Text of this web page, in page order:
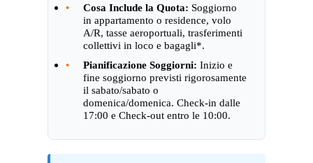
•
Cosa Include la Quota: Soggiorno
in appartamento o residence, volo
A/R, tasse aeroportuali, trasferimenti
collettivi in loco e bagagli*.
•
Pianificazione Soggiorni: Inizio e
fine soggiorno previsti rigorosamente
il sabato/sabato o
domenica/domenica. Check-in dalle
17:00 e Check-out entro le 10:00.